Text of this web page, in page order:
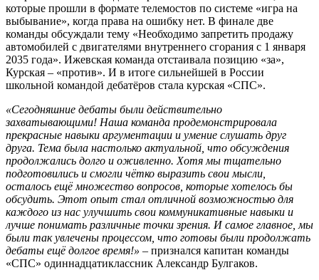
которые прошли в формате телемостов по системе «игра на
выбывание», когда права на ошибку нет. В финале две
команды обсуждали тему «Необходимо запретить продажу
автомобилей с двигателями внутреннего сгорания с 1 января
2035 года». Ижевская команда отстаивала позицию «за»,
Курская – «против». И в итоге сильнейшей в России
школьной командой дебатёров стала курская «СПС».
«Сегодняшние дебаты были действительно
захватывающими! Наша команда продемонстрировала
прекрасные навыки аргументации и умение слушать друг
друга. Тема была настолько актуальной, что обсуждения
продолжались долго и оживленно. Хотя мы тщательно
подготовились и смогли чётко выразить свои мысли,
осталось ещё множество вопросов, которые хотелось бы
обсудить. Этот опыт стал отличной возможностью для
каждого из нас улучшить свои коммуникативные навыки и
лучше понимать различные точки зрения. И самое главное, мы
были так увлечены процессом, что готовы были продолжать
дебаты ещё долгое время!» – признался капитан команды
«СПС» одиннадцатиклассник Александр Булгаков.